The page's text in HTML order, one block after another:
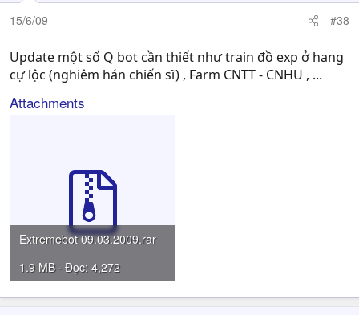
15/6/09 #38
Update một số Q bot cần thiết như train đồ exp ở hang
cự lộc (nghiêm hán chiến sĩ) , Farm CNTT - CNHU , ...
Attachments
Extremebot 09.03.2009.rar
1.9 MB · Đọc: 4,272